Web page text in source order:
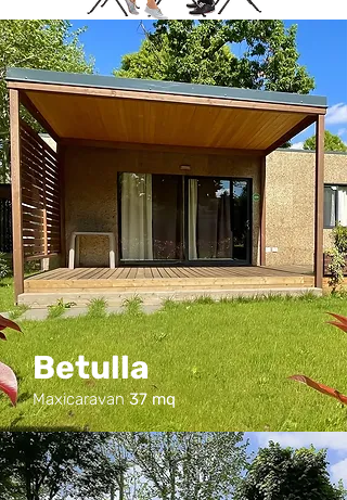
Maxicaravan37 mq
Betulla